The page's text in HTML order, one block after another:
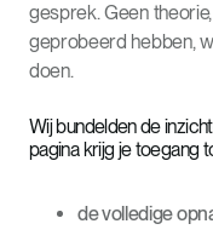
gesprek. Geen
geprobeerd hebben,
doen.
Wij bundelden de
pagina krijg je toegang
de volledige